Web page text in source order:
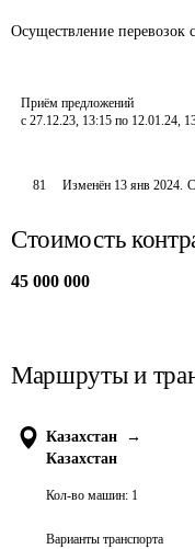
Осуществление перевозок
Приём предложений
с 27.12.23, 13:15 по 12.01.24,
81 Изменён 13 янв 2024.
Стоимость
45 000 000
Маршруты и
Казахстан
→
Казахстан
Кол-во машин: 1
Варианты транспорта